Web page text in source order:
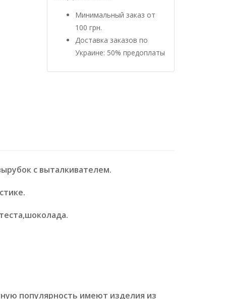
Минимальный заказ от
100 грн.
Доставка заказов по
Украине: 50% предоплаты
с выталкивателем.
популярность имеют изделия из